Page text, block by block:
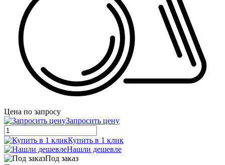
Цена по запросу
Запросить цену
Купить в 1 клик
Нашли дешевле
Под заказ